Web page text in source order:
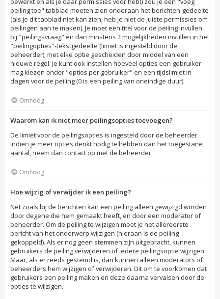
peiling toe" tabblad moeten zien onderaan het berichten-gedeelte
(als je dit tabblad niet kan zien, heb je niet de juiste permissies om
peilingen aan te maken). Je moet een titel voor de peiling invullen
bij "peilingsvraag" en dan minstens 2 mogelijkheden invullen in het
"peilingopties"-tekstgedeelte (limiet is ingesteld door de
beheerder), met elke optie gescheiden door middel van een
nieuwe regel. Je kunt ook instellen hoeveel opties een gebruiker
mag kiezen onder "opties per gebruiker" en een tijdslimiet in
dagen voor de peiling (0 is een peiling van oneindige duur).
Omhoog
Waarom kan ik niet meer peilingsopties toevoegen?
De limiet voor de peilingsopties is ingesteld door de beheerder.
Indien je meer opties denkt nodig te hebben dan het toegestane
aantal, neem dan contact op met de beheerder.
Omhoog
Hoe wijzig of verwijder ik een peiling?
Net zoals bij de berichten kan een peiling alleen gewijzigd worden
door degene die hem gemaakt heeft, en door een moderator of
beheerder. Om de peiling te wijzigen moet je het allereerste
bericht van het onderwerp wijzigen (hieraan is de peiling
gekoppeld). Als er nog geen stemmen zijn uitgebracht, kunnen
gebruikers de peiling verwijderen of iedere peilingsoptie wijzigen.
Maar, als er reeds gestemd is, dan kunnen alleen moderators of
beheerders hem wijzigen of verwijderen. Dit om te voorkomen dat
gebruikers een peiling maken en deze daarna vervalsen door de
opties te wijzigen.